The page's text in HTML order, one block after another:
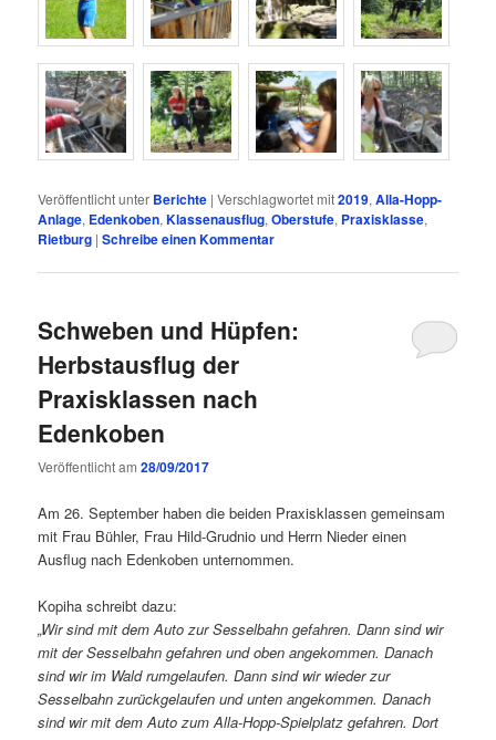
Veröffentlicht unter Berichte |Verschlagwortet mit2019,Alla-Hopp-
Anlage, Edenkoben,Klassenausflug,Oberstufe, Praxisklasse,
Rietburg |Schreibe einen Kommentar
Schweben und Hüpfen:
Herbstausflug der
Praxisklassen nach
Edenkoben
Veröffentlicht am28/09/2017
Am 26. September haben die beiden Praxisklassen gemeinsam
mit Frau Bühler, Frau Hild-Grudnio und Herrn Nieder einen
Ausflug nach Edenkoben unternommen.
Kopiha schreibt dazu:
„Wir sind mit dem Auto zur Sesselbahn gefahren. Dann sind wir
mit der Sesselbahn gefahren und oben angekommen. Danach
sind wir im Wald rumgelaufen. Dann sind wir wieder zur
Sesselbahn zurückgelaufen und unten angekommen. Danach
sind wir mit dem Auto zum Alla-Hopp-Spielplatz gefahren. Dort